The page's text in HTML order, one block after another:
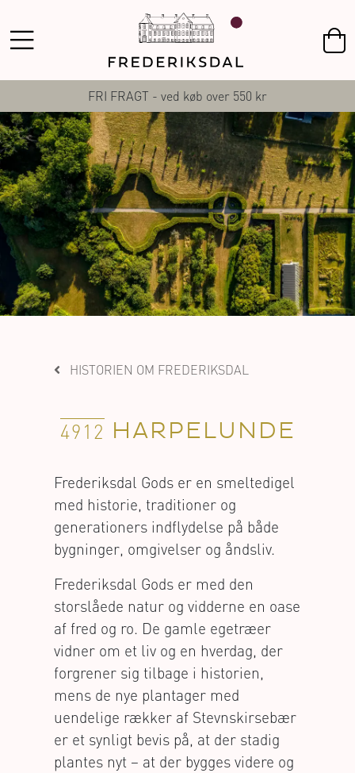
FRI FRAGT - ved køb over 550 kr
HISTORIEN OM FREDERIKSDAL
4912 HARPELUNDE
Frederiksdal Gods er en smeltedigel
med historie, traditioner og
generationers indflydelse på både
bygninger, omgivelser og åndsliv.
Frederiksdal Gods er med den
storslåede natur og vidderne en oase
af fred og ro. De gamle egetræer
vidner om et liv og en hverdag, der
forgrener sig tilbage i historien,
mens de nye plantager med
uendelige rækker af Stevnskirsebær
er et synligt bevis på, at der stadig
plantes nyt – at der bygges videre og